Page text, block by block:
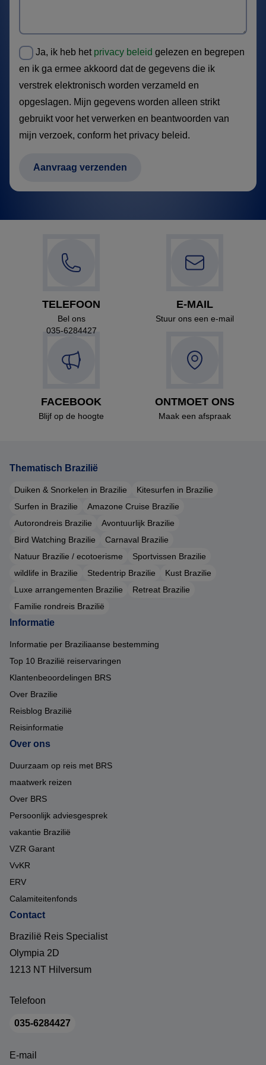
Ja, ik heb het privacy beleid gelezen en begrepen
en ik ga ermee akkoord dat de gegevens die ik
verstrek elektronisch worden verzameld en
opgeslagen. Mijn gegevens worden alleen strikt
gebruikt voor het verwerken en beantwoorden van
mijn verzoek, conform het privacy beleid.
TELEFOON
Bel ons
035-6284427
E-MAIL
Stuur ons een e-mail
FACEBOOK
Blijf op de hoogte
ONTMOET ONS
Maak een afspraak
Thematisch Brazilië
Duiken & Snorkelen in Brazilie
Kitesurfen in Brazilie
Surfen in Brazilie
Amazone Cruise Brazilie
Autorondreis Brazilie
Avontuurlijk Brazilie
Bird Watching Brazilie
Carnaval Brazilie
Natuur Brazilie / ecotoerisme
Sportvissen Brazilie
wildlife in Brazilie
Stedentrip Brazilie
Kust Brazilie
Luxe arrangementen Brazilie
Retreat Brazilie
Familie rondreis Brazilië
Informatie
Informatie per Braziliaanse bestemming
Top 10 Brazilië reiservaringen
Klantenbeoordelingen BRS
Over Brazilie
Reisblog Brazilië
Reisinformatie
Over ons
Duurzaam op reis met BRS
maatwerk reizen
Over BRS
Persoonlijk adviesgesprek
vakantie Brazilië
VZR Garant
VvKR
ERV
Calamiteitenfonds
Contact
Brazilië Reis Specialist
Olympia 2D
1213 NT Hilversum
Telefoon
035-6284427
E-mail